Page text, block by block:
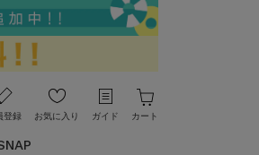
登録 お気に入り ガイド カート